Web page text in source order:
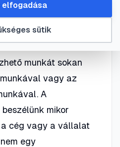
#bedolgozás
munkát sokan
vagy az
A
mikor
cég vagy a vállalat
egy
sütik
elfogadása